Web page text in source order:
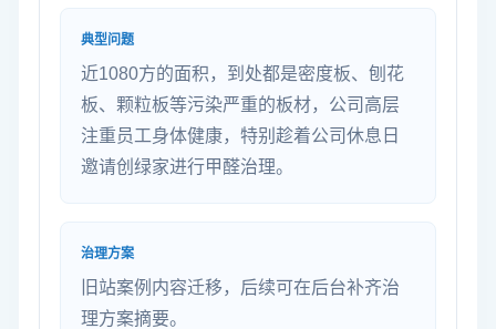
典型问题
近1080方的面积，到处都是密度板、刨花
板、颗粒板等污染严重的板材，公司高层
注重员工身体健康，特别趁着公司休息日
邀请创绿家进行甲醛治理。
治理方案
旧站案例内容迁移，后续可在后台补齐治
理方案摘要。